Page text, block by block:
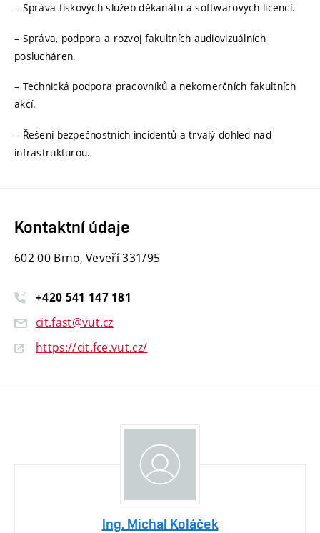
– Správa tiskových služeb děkanátu a softwarových licencí.
– Správa, podpora a rozvoj fakultních audiovizuálních
poslucháren.
– Technická podpora pracovníků a nekomerčních fakultních
akcí.
– Řešení bezpečnostních incidentů a trvalý dohled nad
infrastrukturou.
Kontaktní údaje
602 00 Brno, Veveří 331/95
+420 541 147181
cit.fast@vut.cz
https://cit.fce.vut.cz/
Ing. Michal Koláček